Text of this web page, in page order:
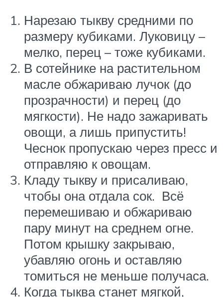
Нарезаю тыкву средними по
размеру кубиками. Луковицу –
мелко, перец – тоже кубиками.
В сотейнике на растительном
масле обжариваю лучок (до
прозрачности) и перец (до
мягкости). Не надо зажаривать
овощи, а лишь припустить!
Чеснок пропускаю через пресс и
отправляю к овощам.
Кладу тыкву и присаливаю,
чтобы она отдала сок. Всё
перемешиваю и обжариваю
пару минут на среднем огне.
Потом крышку закрываю,
убавляю огонь и оставляю
томиться не меньше получаса.
Когда тыква станет мягкой,